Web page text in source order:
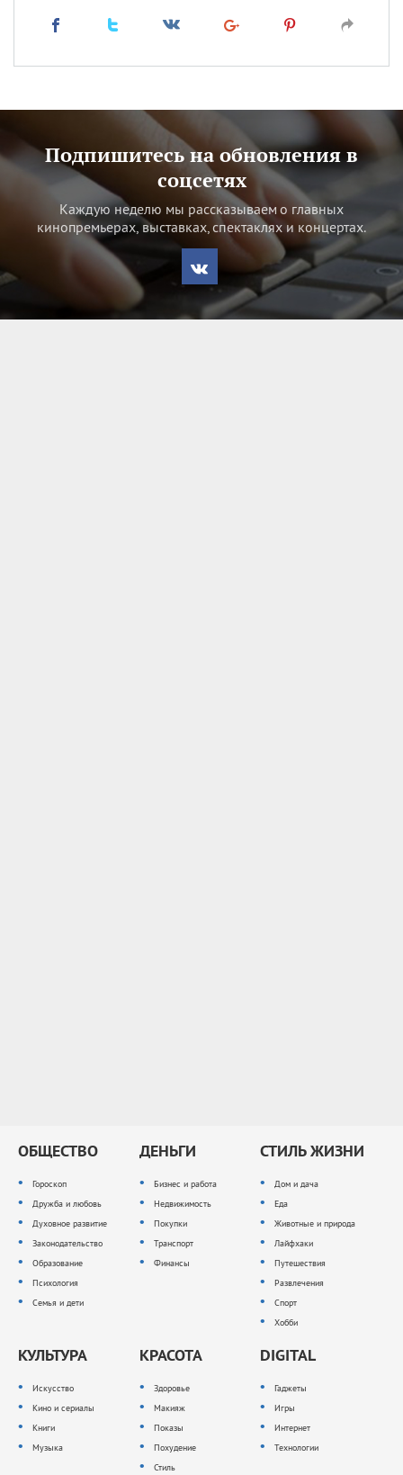
Подпишитесь на обновления в
соцсетях
Каждую неделю мы рассказываем о главных
кинопремьерах, выставках, спектаклях и концертах.
ОБЩЕСТВО
Гороскоп
Дружба и любовь
Духовное развитие
Законодательство
Образование
Психология
Семья и дети
ДЕНЬГИ
Бизнес и работа
Недвижимость
Покупки
Транспорт
Финансы
СТИЛЬ ЖИЗНИ
Дом и дача
Еда
Животные и природа
Лайфхаки
Путешествия
Развлечения
Спорт
Хобби
КУЛЬТУРА
Искусство
Кино и сериалы
Книги
Музыка
КРАСОТА
Здоровье
Макияж
Показы
Похудение
Стиль
DIGITAL
Гаджеты
Игры
Интернет
Технологии